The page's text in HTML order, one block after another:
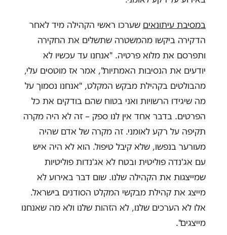
במסיבת עיתונאים שערכו ראשי הקהילה מיד לאחר
הדקירה ביקשו מהמשטרה שתשלים את החקירה
ותפרסם את מלוא פרטיה. "אנחנו עד עכשיו לא
יודעים את הנסיבות האמתיות", אמר אז מוטסים עלי,
מהבולטים בקהילת מבקש המקלט, "אנחנו נסמוך על
מה שיגידו הרשויות ואני בטוח שהם בודקים את כל
הפרטים. בדבר אחד אין לנו ספק – זה לא היה מקרה
תקיפה על רקע לאומני. זה מקרה של אדם שהיה
מעורער בנפשו, שלא קיבל טיפול. הוא לא היה איש
עם אג'נדה פוליטית ובטח לא אג'נדות פוליטיות
שמייצגות את הקהילה שלנו. שום דבר באירוע לא
מייצג את קהילת מבקשי המקלט הסודנים בישראל.
אלו לא הערכים שלנו, לא הזהות שלנו ולא מה שאנחנו
מייצגים".